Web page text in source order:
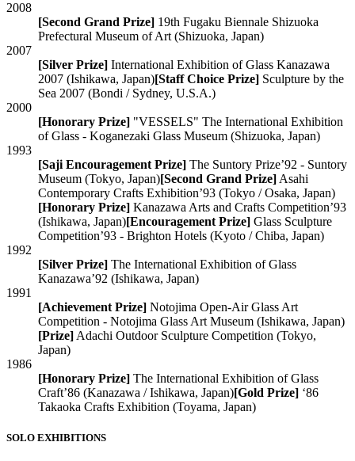
2008
[Second Grand Prize] 19th Fugaku Biennale Shizuoka
Prefectural Museum of Art (Shizuoka, Japan)
2007
[Silver Prize] International Exhibition of Glass Kanazawa
2007 (Ishikawa, Japan)[Staff Choice Prize] Sculpture by the
Sea 2007 (Bondi / Sydney, U.S.A.)
2000
[Honorary Prize] "VESSELS" The International Exhibition
of Glass - Koganezaki Glass Museum (Shizuoka, Japan)
1993
[Saji Encouragement Prize] The Suntory Prize’92 - Suntory
Museum (Tokyo, Japan)[Second Grand Prize] Asahi
Contemporary Crafts Exhibition’93 (Tokyo / Osaka, Japan)
[Honorary Prize] Kanazawa Arts and Crafts Competition’93
(Ishikawa, Japan)[Encouragement Prize] Glass Sculpture
Competition’93 - Brighton Hotels (Kyoto / Chiba, Japan)
1992
[Silver Prize] The International Exhibition of Glass
Kanazawa’92 (Ishikawa, Japan)
1991
[Achievement Prize] Notojima Open-Air Glass Art
Competition - Notojima Glass Art Museum (Ishikawa, Japan)
[Prize] Adachi Outdoor Sculpture Competition (Tokyo,
Japan)
1986
[Honorary Prize] The International Exhibition of Glass
Craft’86 (Kanazawa / Ishikawa, Japan)[Gold Prize] ‘86
Takaoka Crafts Exhibition (Toyama, Japan)
SOLO EXHIBITIONS